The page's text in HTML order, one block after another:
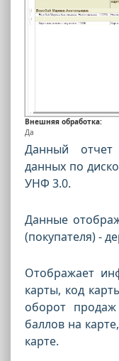
Внешняя обработка:
Да
Данный отчет
данных по
УНФ 3.0.
Данные
(покупателя) -
Отображает
карты, код
оборот
баллов на
карте.